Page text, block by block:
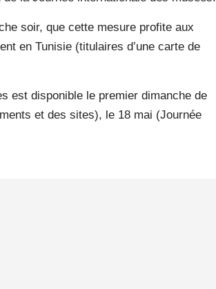
soir, que cette mesure profite aux
en Tunisie (titulaires d’une carte de
est disponible le premier dimanche de
et des sites), le 18 mai (Journée